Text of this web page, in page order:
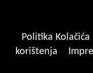
Politika Kolačića
korištenja